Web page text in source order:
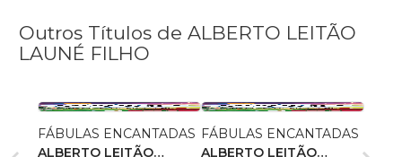
Outros Títulos de ALBERTO LEITÃO
LAUNÉ FILHO
FÁBULAS ENCANTADAS
ALBERTO LEITÃO
FÁBULAS ENCANTADAS
ALBERTO LEITÃO